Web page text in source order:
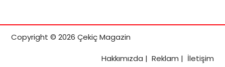
Copyright © 2026 Çekiç Magazin
Hakkımızda | Reklam | İletişim